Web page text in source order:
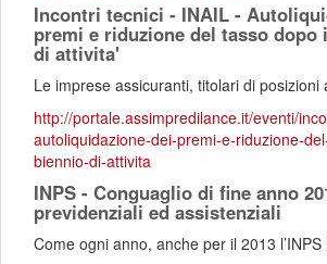
Incontri tecnici - INAIL -
premi e riduzione del tasso
di attivita'
Le imprese assicuranti, titolari di posizioni
http://portale.assimpredilance.it/eventi/
autoliquidazione-dei-premi-e-riduzione-
biennio-di-attivita
INPS - Conguaglio di fine anno
previdenziali ed assistenziali
Come ogni anno, anche per il 2013